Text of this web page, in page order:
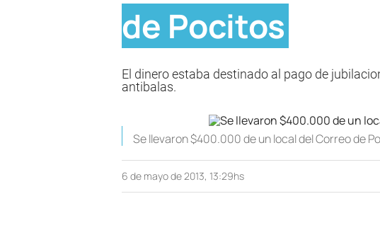
de Pocitos
El dinero estaba destinado al pago de
antibalas.
Se llevaron $400.000 de un local del Correo de
6 de mayo de 2013, 13:29hs